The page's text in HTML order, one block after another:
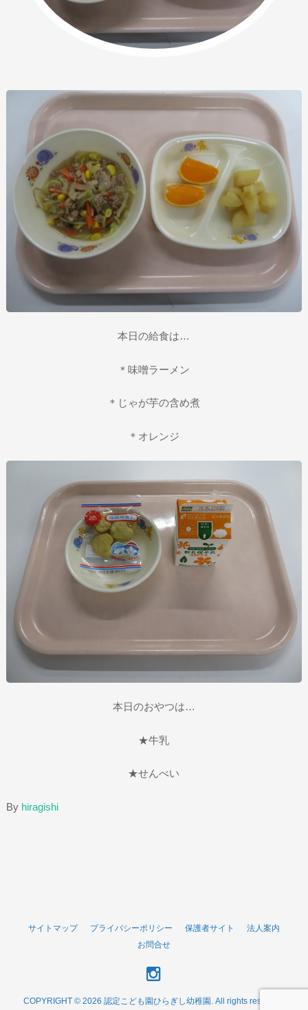
本日の給食は…
＊味噌ラーメン
＊じゃが芋の含め煮
＊オレンジ
本日のおやつは…
★牛乳
★せんべい
By hiragishi
サイトマップ プライバシーポリシー 保護者サイト
法人案内
お問合せ
COPYRIGHT © 2026 認定こども園ひらぎし幼稚園. All rights reserved.